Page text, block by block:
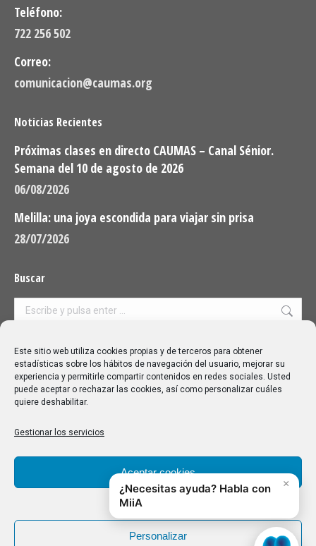
Este sitio web utiliza cookies propias y de terceros para obtener
estadísticas sobre los hábitos de navegación del usuario, mejorar su
experiencia y permitirle compartir contenidos en redes sociales. Usted
puede aceptar o rechazar las cookies, así como personalizar cuáles
quiere deshabilitar.
Gestionar los servicios
Aceptar cookies
Denegar
Personalizar
Teléfono:
722 256 502
Correo:
comunicacion@caumas.org
Noticias Recientes
Próximas clases en directo CAUMAS – Canal Sénior.
Semana del 10 de agosto de 2026
06/08/2026
Melilla: una joya escondida para viajar sin prisa
28/07/2026
Buscar
Buscar:
Aviso Legal|Política de privacidad|Política de cookies